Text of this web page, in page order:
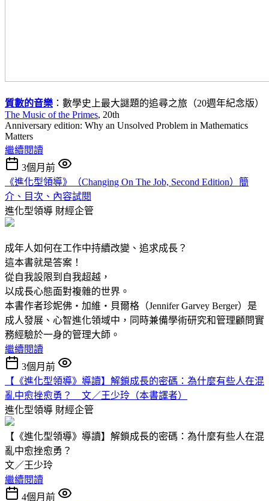
質數的音樂 ：數學史上最大謎題的追尋之旅（20週年紀念版）
The Music of the Primes, 20th
Anniversary edition: Why an Unsolved Problem in Mathematics
Matters
繼續閱讀
3個月前
《進化型領導》（Changing On The Job, Second Edition）簡
介、目次、內容試閱
進化型領導 財經企管
成年人如何在工作中持續改變、追求成長？
這本書就是答案！
從自我設限到自我超越，
以成長心態面對複雜的世界。
本書作者珍妮佛‧加維‧貝爾格（Jennifer Garvey Berger）是
成人發展、心智進化領域中，同時兼備學術研究和管理顧問實
務經驗於一身的管理大師。
繼續閱讀
3個月前
【《進化型領導》導讀】解鎖成長的密碼：為什麼有些人在混
亂中愈挫愈勇？ 文／王少玲（本書譯者）
進化型領導 財經企管
【《進化型領導》導讀】解鎖成長的密碼：為什麼有些人在混
亂中愈挫愈勇？
文／王少玲
繼續閱讀
4個月前